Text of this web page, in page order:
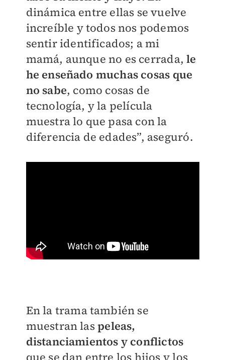
dinámica entre ellas se vuelve
increíble y todos nos podemos
sentir identificados; a mi
mamá, aunque no es cerrada,le
he enseñado muchas cosas que
no sabe, como cosas de
tecnología, y la película
muestra lo que pasa con la
diferencia de edades”, aseguró.
En la trama también se
muestran laspeleas,
distanciamientos y conflictos